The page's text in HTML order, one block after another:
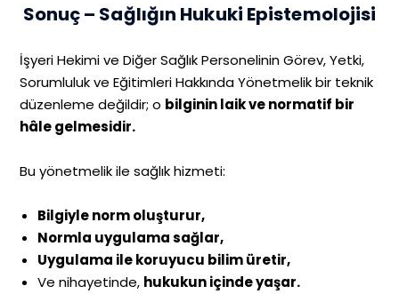
Sonuç – Sağlığın Hukuki Epistemolojisi
İşyeri Hekimi ve Diğer Sağlık Personelinin Görev, Yetki,
Sorumluluk ve Eğitimleri Hakkında Yönetmelik bir teknik
düzenleme değildir; o bilginin laik ve normatif bir
hâle gelmesidir.
Bu yönetmelik ile sağlık hizmeti:
Bilgiyle norm oluşturur,
Normla uygulama sağlar,
Uygulama ile koruyucu bilim üretir,
Ve nihayetinde, hukukun içinde yaşar.